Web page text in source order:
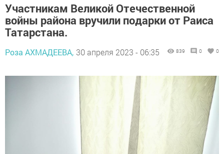
Участникам Великой Отечественной
войны района вручили подарки от Раиса
Татарстана.
Роза АХМАДЕЕВА, 30 апреля 2023 - 06:35 839 0 0